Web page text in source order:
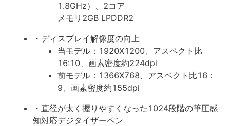
1.8GHz）、2コア
メモリ2GB LPDDR2
・ディスプレイ解像度の向上
当モデル：1920X1200、アスペクト比
16:10、画素密度約224dpi
前モデル：1366X768、アスペクト比16：
9、画素密度約155dpi
・直径が太く握りやすくなった1024段階の筆圧感
知対応デジタイザーペン